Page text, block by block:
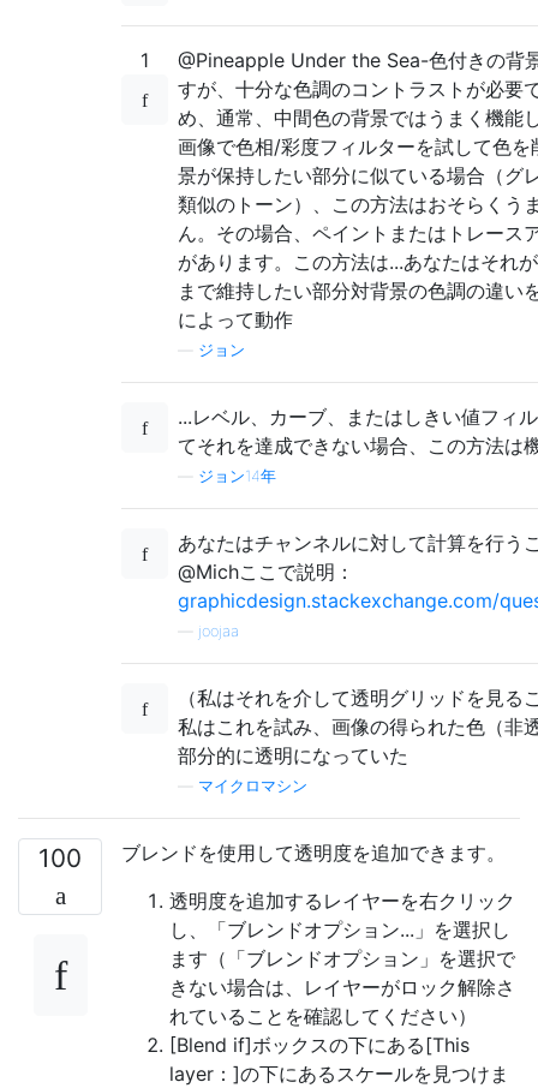
1
@Pineapple Under the Sea-色付きの背
すが、十分な色調のコントラストが必要
め、通常、中間色の背景ではうまく機能
画像で色相/彩度フィルターを試して色を
景が保持したい部分に似ている場合（グ
類似のトーン）、この方法はおそらくう
ん。その場合、ペイントまたはトレース
があります。この方法は...あなたはそれ
まで維持したい部分対背景の色調の違い
によって動作
ジョン
...レベル、カーブ、またはしきい値フィ
てそれを達成できない場合、この方法は
ジョン14年
あなたはチャンネルに対して計算を行う
@Michここで説明：
graphicdesign.stackexchange.com/
joojaa
（私はそれを介して透明グリッドを見る
私はこれを試み、画像の得られた色（非
部分的に透明になっていた
マイクロマシン
100
ブレンドを使用して透明度を追加できます。
透明度を追加するレイヤーを右クリック
し、「ブレンドオプション...」を選択し
ます（「ブレンドオプション」を選択で
きない場合は、レイヤーがロック解除さ
れていることを確認してください）
[Blend if]ボックスの下にある[This
layer：]の下にあるスケールを見つけま